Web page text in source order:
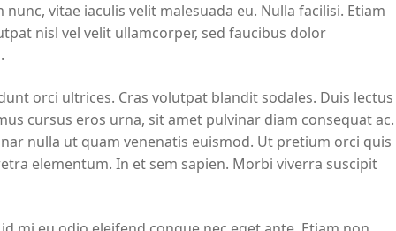
vitae iaculis velit malesuada eu. Nulla facilisi. Etiam
nisl vel velit ullamcorper, sed faucibus dolor
orci ultrices. Cras volutpat blandit sodales. Duis lectus
cursus eros urna, sit amet pulvinar diam consequat ac.
nulla ut quam venenatis euismod. Ut pretium orci quis
elementum. In et sem sapien. Morbi viverra suscipit